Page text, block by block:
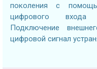
поколения с
цифрового
Подключение
цифровой сигнал